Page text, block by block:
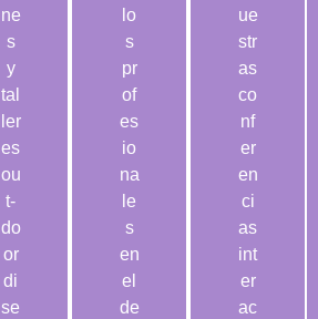
ne
s
y
tal
ler
es
ou
t-
do
or
di
se
lo
s
pr
of
es
io
na
le
s
en
el
de
ue
str
as
co
nf
er
en
ci
as
int
er
ac